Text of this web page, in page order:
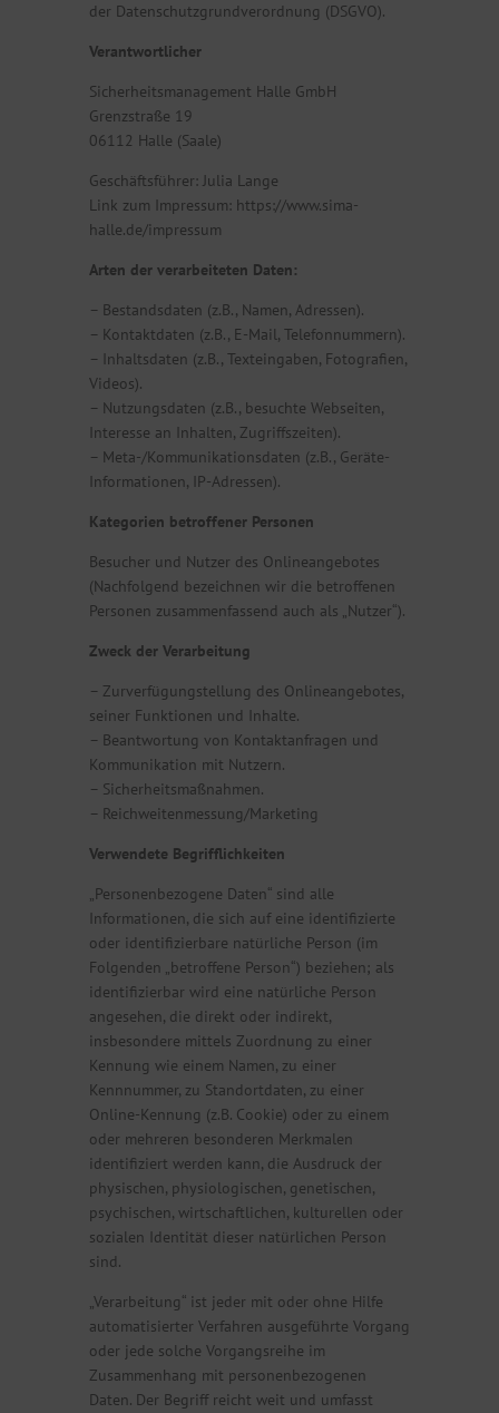
der Datenschutzgrundverordnung (DSGVO).
Verantwortlicher
Sicherheitsmanagement Halle GmbH
Grenzstraße 19
06112 Halle (Saale)
Geschäftsführer: Julia Lange
Link zum Impressum: https://www.sima-
halle.de/impressum
Arten der verarbeiteten Daten:
– Bestandsdaten (z.B., Namen, Adressen).
– Kontaktdaten (z.B., E-Mail, Telefonnummern).
– Inhaltsdaten (z.B., Texteingaben, Fotografien,
Videos).
– Nutzungsdaten (z.B., besuchte Webseiten,
Interesse an Inhalten, Zugriffszeiten).
– Meta-/Kommunikationsdaten (z.B., Geräte-
Informationen, IP-Adressen).
Kategorien betroffener Personen
Besucher und Nutzer des Onlineangebotes
(Nachfolgend bezeichnen wir die betroffenen
Personen zusammenfassend auch als „Nutzer“).
Zweck der Verarbeitung
– Zurverfügungstellung des Onlineangebotes,
seiner Funktionen und Inhalte.
– Beantwortung von Kontaktanfragen und
Kommunikation mit Nutzern.
– Sicherheitsmaßnahmen.
– Reichweitenmessung/Marketing
Verwendete Begrifflichkeiten
„Personenbezogene Daten“ sind alle
Informationen, die sich auf eine identifizierte
oder identifizierbare natürliche Person (im
Folgenden „betroffene Person“) beziehen; als
identifizierbar wird eine natürliche Person
angesehen, die direkt oder indirekt,
insbesondere mittels Zuordnung zu einer
Kennung wie einem Namen, zu einer
Kennnummer, zu Standortdaten, zu einer
Online-Kennung (z.B. Cookie) oder zu einem
oder mehreren besonderen Merkmalen
identifiziert werden kann, die Ausdruck der
physischen, physiologischen, genetischen,
psychischen, wirtschaftlichen, kulturellen oder
sozialen Identität dieser natürlichen Person
sind.
„Verarbeitung“ ist jeder mit oder ohne Hilfe
automatisierter Verfahren ausgeführte Vorgang
oder jede solche Vorgangsreihe im
Zusammenhang mit personenbezogenen
Daten. Der Begriff reicht weit und umfasst